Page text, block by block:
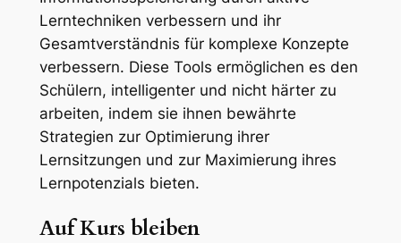
Lerntechniken verbessern und ihr
Gesamtverständnis für komplexe Konzepte
verbessern. Diese Tools ermöglichen es den
Schülern, intelligenter und nicht härter zu
arbeiten, indem sie ihnen bewährte
Strategien zur Optimierung ihrer
Lernsitzungen und zur Maximierung ihres
Lernpotenzials bieten.
Auf Kurs bleiben